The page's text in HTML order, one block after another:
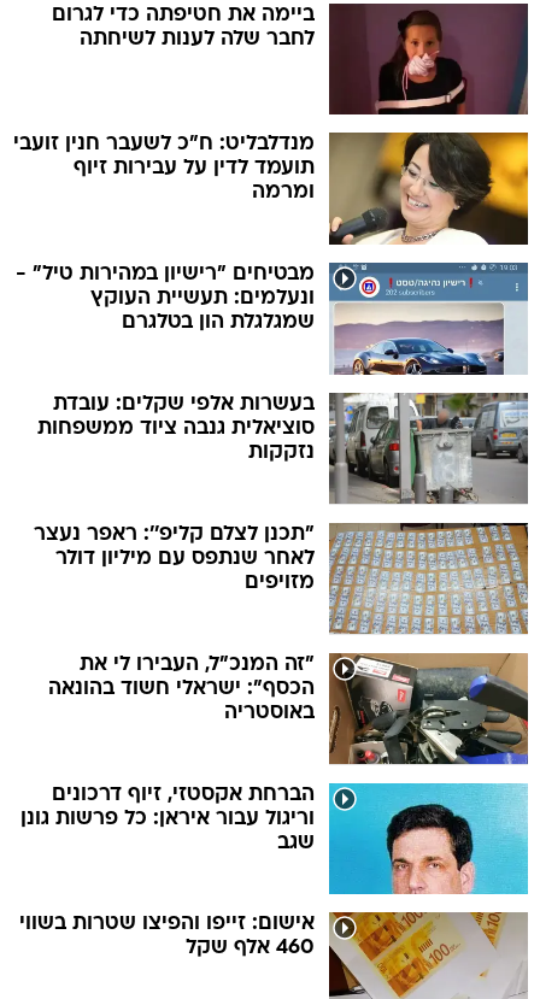
ביימה את חטיפתה כדי לגרום
לחבר שלה לענות לשיחתה
מנדלבליט: ח"כ לשעבר חנין זועבי
תועמד לדין על עבירות זיוף
ומרמה
מבטיחים "רישיון במהירות טיל" -
ונעלמים: תעשיית העוקץ
שמגלגלת הון בטלגרם
בעשרות אלפי שקלים: עובדת
סוציאלית גנבה ציוד ממשפחות
נזקקות
"תכנן לצלם קליפ'': ראפר נעצר
לאחר שנתפס עם מיליון דולר
מזויפים
"זה המנכ"ל, העבירו לי את
הכסף": ישראלי חשוד בהונאה
באוסטריה
הברחת אקסטזי, זיוף דרכונים
וריגול עבור איראן: כל פרשות גונן
שגב
אישום: זייפו והפיצו שטרות בשווי
460 אלף שקל